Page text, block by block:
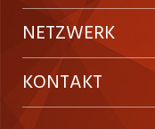
Festanstellungen
Temporäre Jobs
Inserieren
Firmen
Personalvermittler
Preise und Leistungen
AGB
Datenschutzerklärung
NETZWERK
ostjob.ch
KONTAKT